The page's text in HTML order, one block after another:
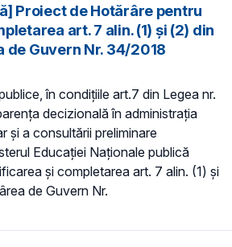
Proiect de Hotărâre pentru
art. 7 alin. (1) și (2) din
de Guvern Nr. 34/2018
în condiţiile art.7 din Legea nr.
decizională în administraţia
și a consultării preliminare
Educaţiei Naţionale publică
și completarea art. 7 alin. (1) și
de Guvern Nr.